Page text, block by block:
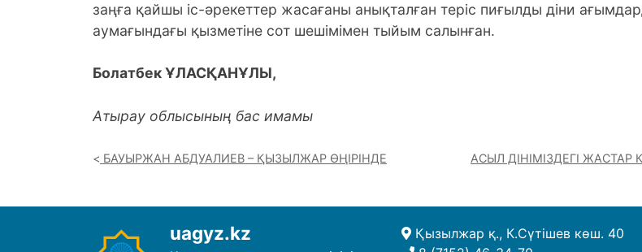
заңға қайшы іс-әрекеттер жасағаны анықталған теріс пиғылды діни
аумағындағы қызметіне сот шешімімен тыйым салынған.
Болатбек ҰЛАСҚАНҰЛЫ,
Атырау облысының бас имамы
БАУЫРЖАН АБДУАЛИЕВ – ҚЫЗЫЛЖАР ӨҢІРІНДЕ АСЫЛ ДІНІМІЗДЕГІ ЖАСТАР
uagyz.kz
Қызылжар қ., К.Сүтішев көш. 40